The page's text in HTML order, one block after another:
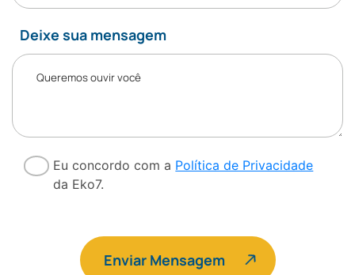
Deixe sua mensagem
Eu concordo com a Política de Privacidade
da Eko7.
Enviar Mensagem